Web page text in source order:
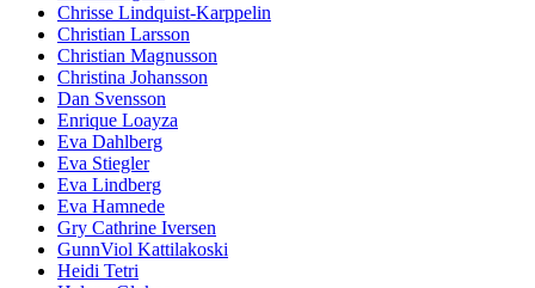
Chrisse Lindquist-Karppelin
Christian Larsson
Christian Magnusson
Christina Johansson
Dan Svensson
Enrique Loayza
Eva Dahlberg
Eva Stiegler
Eva Lindberg
Eva Hamnede
Gry Cathrine Iversen
GunnViol Kattilakoski
Heidi Tetri